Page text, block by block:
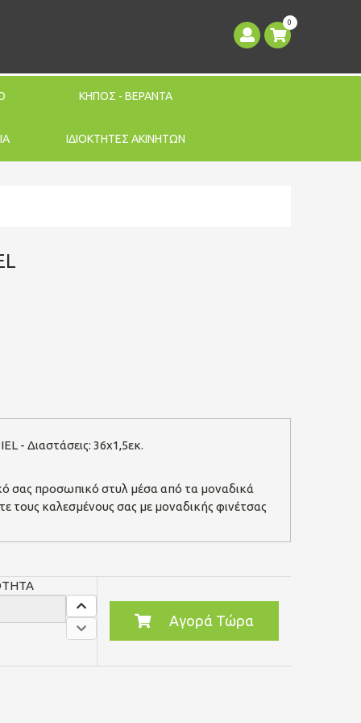
0
ΚΗΠΟΣ - ΒΕΡΑΝΤΑ
ΙΔΙΟΚΤΗΤΕΣ ΑΚΙΝΗΤΩΝ
- Διαστάσεις: 36x1,5εκ.
σας προσωπικό στυλ μέσα από τα μοναδικά
τους καλεσμένους σας με μοναδικής φινέτσας
Αγορά Τώρα